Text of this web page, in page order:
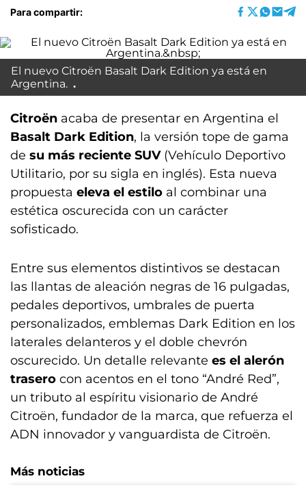
Para compartir:
El nuevo Citroën Basalt Dark Edition ya está en
Argentina.
Citroën acaba de presentar en Argentina el
Basalt Dark Edition, la versión tope de gama
de su más reciente SUV(Vehículo Deportivo
Utilitario, por su sigla en inglés). Esta nueva
propuesta eleva el estilo al combinar una
estética oscurecida con un carácter
sofisticado.
Entre sus elementos distintivos se destacan
las llantas de aleación negras de 16 pulgadas,
pedales deportivos, umbrales de puerta
personalizados, emblemas Dark Edition en los
laterales delanteros y el doble chevrón
oscurecido. Un detalle relevante es el alerón
trasero con acentos en el tono “André Red”,
un tributo al espíritu visionario de André
Citroën, fundador de la marca, que refuerza el
ADN innovador y vanguardista de Citroën.
Más noticias